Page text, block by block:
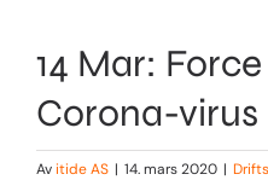
Logg inn
Privat
14 Mar:
Corona-virus
Av itide AS | 14. mars 2020 |